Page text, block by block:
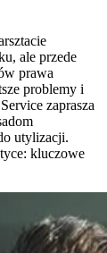
ale przede
prawa
problemy i
zaprasza
utylizacji.
kluczowe